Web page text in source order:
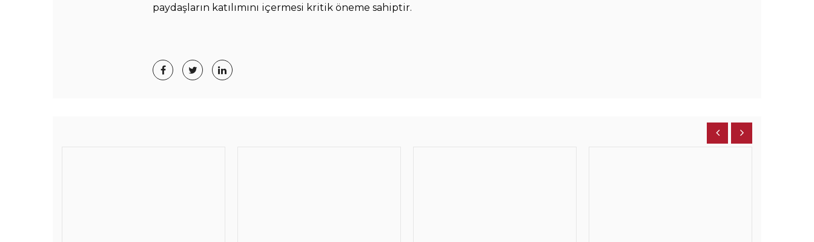
paydaşların katılımını içermesi kritik öneme sahiptir.